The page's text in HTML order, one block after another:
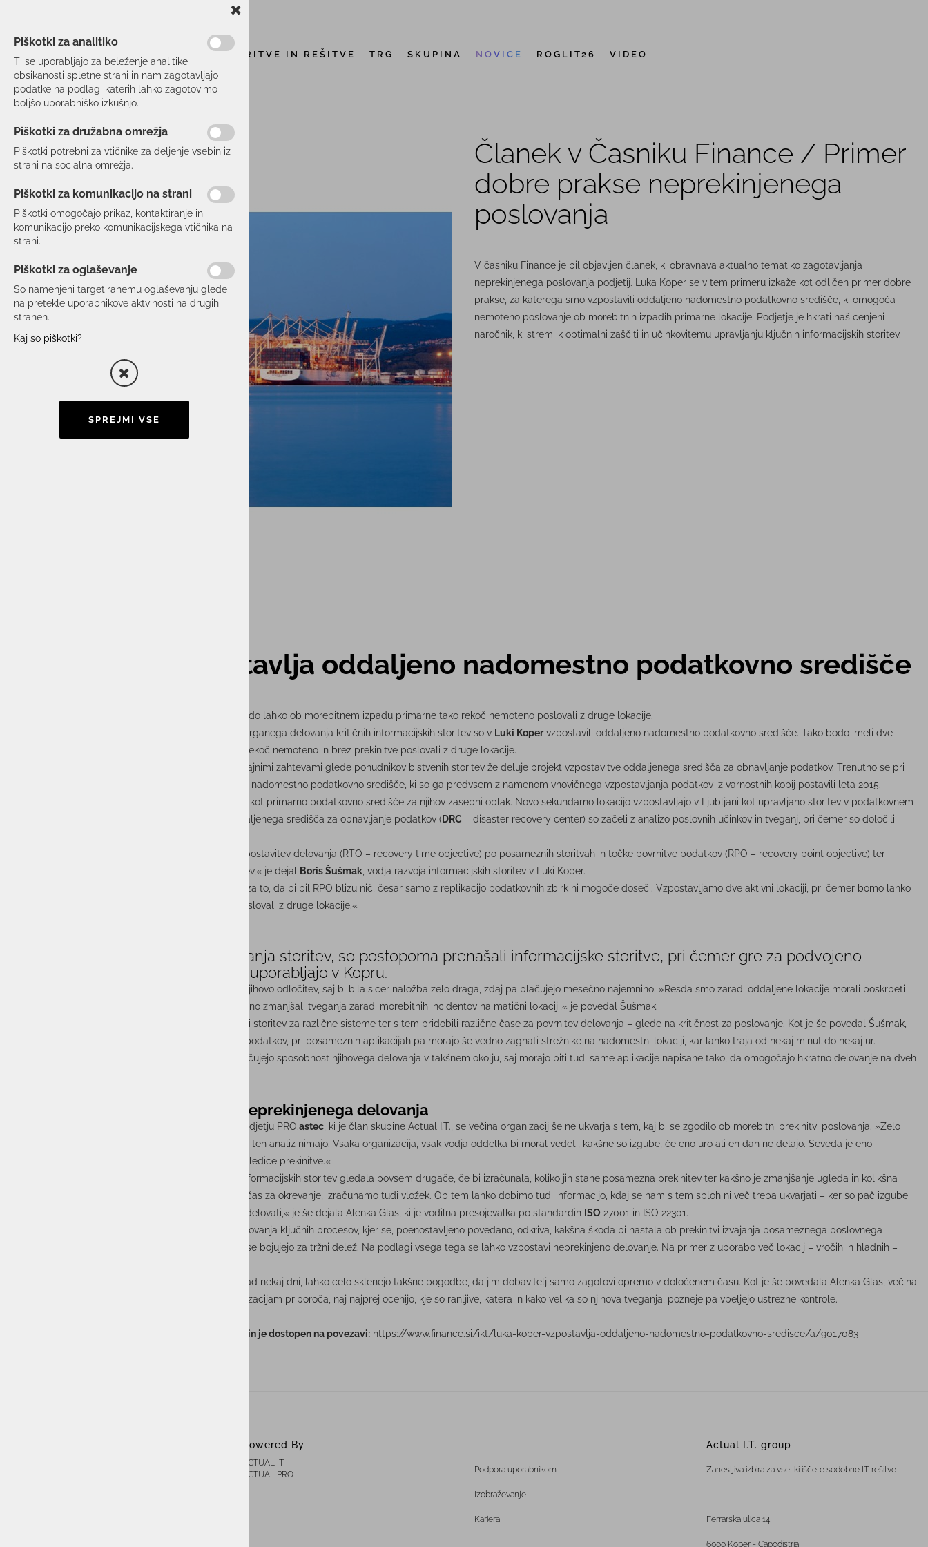
STORITVE IN REŠITVE TRG SKUPINA NOVICE ROGLIT26 VIDEO
Članek v Časniku Finance / Primer
dobre prakse neprekinjenega
poslovanja
V časniku Finance je bil objavljen članek, ki obravnava aktualno tematiko zagotavljanja
neprekinjenega poslovanja podjetij. Luka Koper se v tem primeru izkaže kot odličen primer dobre
prakse, za katerega smo vzpostavili oddaljeno nadomestno podatkovno središče, ki omogoča
nemoteno poslovanje ob morebitnih izpadih primarne lokacije. Podjetje je hkrati naš cenjeni
naročnik, ki stremi k optimalni zaščiti in učinkovitemu upravljanju ključnih informacijskih storitev.
Luka Koper vzpostavlja oddaljeno nadomestno podatkovno središče
Dve aktivni lokaciji bosta Luki Koper omogočili, da bodo lahko ob morebitnem izpadu primarne tako rekoč nemoteno poslovali z druge lokacije.
Za zmanjšanje poslovnih tveganj in doseganje nepretrganega delovanja kritičnih informacijskih storitev so v Luki Kopervzpostavili oddaljeno nadomestno podatkovno središče. Tako bodo imeli dve
aktivni lokaciji. Ob izpadu primarne bodo lahko tako rekoč nemoteno in brez prekinitve poslovali z druge lokacije.
V Luki Koper v skladu s priporočili revizije in zakonodajnimi zahtevami glede ponudnikov bistvenih storitev že deluje projekt vzpostavitve oddaljenega središča za obnavljanje podatkov. Trenutno se pri
zagotavljanju neprekinjenega poslovanja zanašajo na nadomestno podatkovno središče, ki so ga predvsem z namenom vnovičnega vzpostavljanja podatkov iz varnostnih kopij postavili leta 2015.
To podatkovno središče deluje na isti lokaciji v Kopru kot primarno podatkovno središče za njihov zasebni oblak. Novo sekundarno lokacijo vzpostavljajo v Ljubljani kot upravljano storitev v podatkovnem
Projekt vzpostavitve oddaljenega središča za obnavljanje podatkov ( DRC – disaster recovery center) so začeli z analizo poslovnih učinkov in tveganj, pri čemer so določili
»Z analizo smo odkrili potrebne čase za vnovično vzpostavitev delovanja (RTO – recovery time objective) po posameznih storitvah in točke povrnitve podatkov (RPO – recovery point objective) ter
opredelili ustrezne ukrepe in sprejemljive ravni storitev,« je dejal
Boris Šušmak , vodja razvoja informacijskih storitev v Luki Koper.
»Odločilnega pomena so prekinitve. Prizadevamo si za to, da bi bil RPO blizu nič, česar samo z replikacijo podatkovnih zbirk ni mogoče doseči. Vzpostavljamo dve aktivni lokaciji, pri čemer bomo lahko
ob izpadu primarne lokacije tako rekoč nemoteno poslovali z druge lokacije.«
V oddaljeni DRC, ki deluje kot zunanja storitev, so postopoma prenašali informacijske storitve, pri čemer gre za podvojeno
informacijsko infrastrukturo, kot jo uporabljajo v Kopru.
Možnost izvedbe DRC kot storitve je precej olajšala njihovo odločitev, saj bi bila sicer naložba zelo draga, zdaj pa plačujejo mesečno najemnino. »Resda smo zaradi oddaljene lokacije morali poskrbeti
za ustrezne redundantne povezave, vendar smo močno zmanjšali tveganja zaradi morebitnih incidentov na matični lokaciji,« je povedal Šušmak.
V okviru storitve so določili tudi več pogodbenih ravni storitev za različne sisteme ter s tem pridobili različne čase za povrnitev delovanja – glede na kritičnost za poslovanje. Kot je še povedal Šušmak,
že zagotavljajo ustrezne odzivne čase na ravni zbirk podatkov, pri posameznih aplikacijah pa morajo še vedno zagnati strežnike na nadomestni lokaciji, kar lahko traja od nekaj minut do nekaj ur.
Trenutno se ukvarjajo s preverjanjem aplikacij in proučujejo sposobnost njihovega delovanja v takšnem okolju, saj morajo biti tudi same aplikacije napisane tako, da omogočajo hkratno delovanje na dveh
Obvladovanje tveganj je temelj neprekinjenega delovanja
, svetovalka za varnost v podjetju PRO.astec , ki je član skupine Actual I.T., se večina organizacij še ne ukvarja s tem, kaj bi se zgodilo ob morebitni prekinitvi poslovanja. »Zelo
sem žalostna, ker vedno znova ugotovim, da podjetja teh analiz nimajo. Vsaka organizacija, vsak vodja oddelka bi moral vedeti, kakšne so izgube, če eno uro ali en dan ne delajo. Seveda je eno
verjetnost takšnega dogodka, drugo pa vrednost posledice prekinitve.«
Podjetja bi zagotavljanje nepretrganega delovanja informacijskih storitev gledala povsem drugače, če bi izračunala, koliko jih stane posamezna prekinitev ter kakšno je zmanjšanje ugleda in kolikšna
izguba strank. »Ko izračunamo, kolikšen je potreben čas za okrevanje, izračunamo tudi vložek. Ob tem lahko dobimo tudi informacijo, kdaj se nam s tem sploh ni več treba ukvarjati – ker so pač izgube
denarja in strank tako velike, da lahko podjetje neha delovati,« je še dejala Alenka Glas, ki je vodilna presojevalka po standardih ISO 27001 in ISO 22301.
Neprekinjeno poslovanje vidi kot nadaljevanje obvladovanja ključnih procesov, kjer se, poenostavljeno povedano, odkriva, kakšna škoda bi nastala ob prekinitvi izvajanja posameznega poslovnega
procesa. To je še posebej pomembno za podjetja, ki se bojujejo za tržni delež. Na podlagi vsega tega se lahko vzpostavi neprekinjeno delovanje. Na primer z uporabo več lokacij – vročih in hladnih –
Tam, kjer ni kritičnih zadev, kjer si lahko privoščijo izpad nekaj dni, lahko celo sklenejo takšne pogodbe, da jim dobavitelj samo zagotovi opremo v določenem času. Kot je še povedala Alenka Glas, večina
standardov ISO govori o upravljanju tveganj in organizacijam priporoča, naj najprej ocenijo, kje so ranljive, katera in kako velika so njihova tveganja, pozneje pa vpeljejo ustrezne kontrole.
Intervju je bil objavljen v časniku Finance, 26.9.2023 in je dostopen na povezavi: https://www.finance.si/ikt/luka-koper-vzpostavlja-oddaljeno-nadomestno-podatkovno-sredisce/a/9017083
Powered By
ACTUAL IT
ACTUAL PRO
Podpora uporabnikom
Izobraževanje
Kariera
Actual I.T. group
Zanesljiva izbira za vse, ki iščete sodobne IT-rešitve.
Ferrarska ulica 14,
6000 Koper - Capodistria
Piškotki za analitiko
Ti se uporabljajo za beleženje analitike
obsikanosti spletne strani in nam zagotavljajo
podatke na podlagi katerih lahko zagotovimo
boljšo uporabniško izkušnjo.
Piškotki za družabna omrežja
Piškotki potrebni za vtičnike za deljenje vsebin iz
strani na socialna omrežja.
Piškotki za komunikacijo na strani
Piškotki omogočajo prikaz, kontaktiranje in
komunikacijo preko komunikacijskega vtičnika na
strani.
Piškotki za oglaševanje
So namenjeni targetiranemu oglaševanju glede
na pretekle uporabnikove aktvinosti na drugih
straneh.
Kaj so piškotki?
SPREJMI VSE